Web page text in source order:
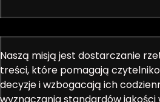
Naszą misją jest dostarczanie
treści, które pomagają
decyzje i wzbogacają ich